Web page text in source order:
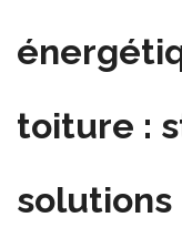
toiture :
solutions